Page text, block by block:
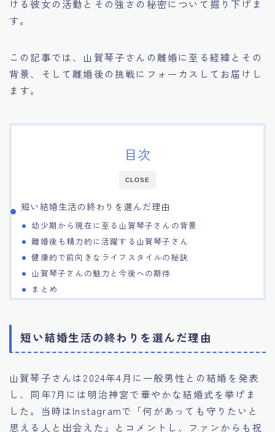
ける彼女の活動とその強さの秘密について掘り下げま
す。
この記事では、山賀琴子さんの離婚に至る経緯とその
背景、そして離婚後の挑戦にフォーカスしてお届けし
ます。
CLOSE
目次
短い結婚生活の終わりを選んだ理由
幼少期から現在に至る山賀琴子さんの背景
離婚後も精力的に活躍する山賀琴子さん
健康的で前向きなライフスタイルの秘訣
山賀琴子さんの魅力と今後への期待
まとめ
短い結婚生活の終わりを選んだ理由
山賀琴子さんは2024年4月に一般男性との結婚を発表
し、同年7月には明治神宮で華やかな結婚式を挙げま
した。当時はInstagramで「何があっても守りたいと
思える人と出会えた」とコメントし、ファンからも祝